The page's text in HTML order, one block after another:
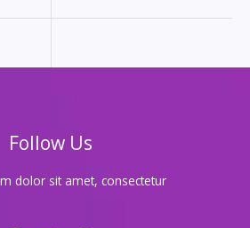
Follow Us
dolor sit amet, consectetur